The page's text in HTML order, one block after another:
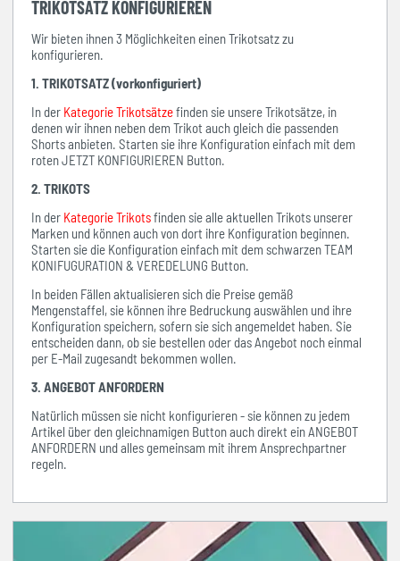
TRIKOTSATZ KONFIGURIEREN
Wir bieten ihnen 3 Möglichkeiten einen Trikotsatz zu
konfigurieren.
1. TRIKOTSATZ (vorkonfiguriert)
In der Kategorie Trikotsätzefinden sie unsere Trikotsätze, in
denen wir ihnen neben dem Trikot auch gleich die passenden
Shorts anbieten. Starten sie ihre Konfiguration einfach mit dem
roten JETZT KONFIGURIEREN Button.
2. TRIKOTS
In der Kategorie Trikotsfinden sie alle aktuellen Trikots unserer
Marken und können auch von dort ihre Konfiguration beginnen.
Starten sie die Konfiguration einfach mit dem schwarzen TEAM
KONIFUGURATION & VEREDELUNG Button.
In beiden Fällen aktualisieren sich die Preise gemäß
Mengenstaffel, sie können ihre Bedruckung auswählen und ihre
Konfiguration speichern, sofern sie sich angemeldet haben. Sie
entscheiden dann, ob sie bestellen oder das Angebot noch einmal
per E-Mail zugesandt bekommen wollen.
3. ANGEBOT ANFORDERN
Natürlich müssen sie nicht konfigurieren - sie können zu jedem
Artikel über den gleichnamigen Button auch direkt ein ANGEBOT
ANFORDERN und alles gemeinsam mit ihrem Ansprechpartner
regeln.